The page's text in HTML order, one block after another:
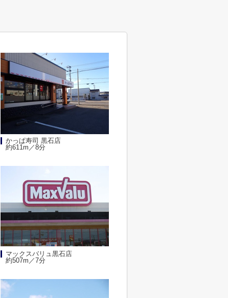
かっぱ寿司 黒石店
約611m／8分
マックスバリュ黒石店
約507m／7分